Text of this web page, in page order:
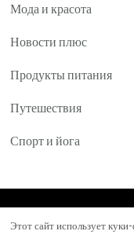
Мода и красота
Новости плюс
Продукты питания
Путешествия
Спорт и йога
Mental
Этот сайт использует